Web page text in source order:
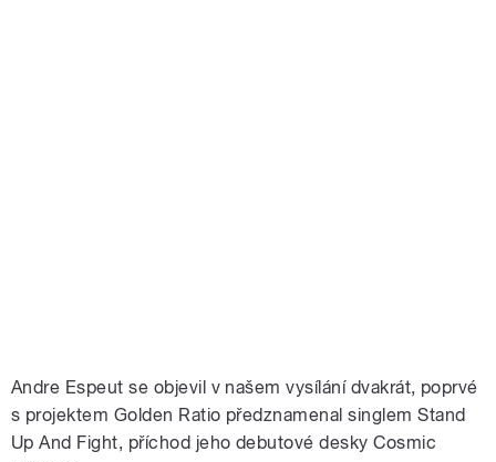
Andre Espeut se objevil v našem vysílání dvakrát, poprvé
s projektem Golden Ratio předznamenal singlem Stand
Up And Fight, příchod jeho debutové desky Cosmic